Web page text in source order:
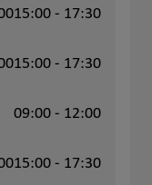
15:00 - 17:30
15:00 - 17:30
09:00 - 12:00
15:00 - 17:30